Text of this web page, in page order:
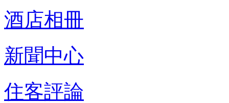
酒店相冊
新聞中心
住客評論